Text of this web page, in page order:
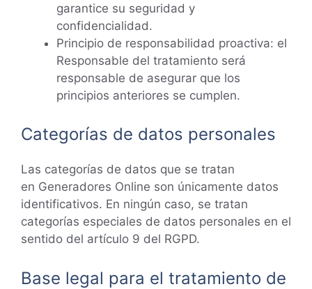
garantice su seguridad y
confidencialidad.
Principio de responsabilidad proactiva: el
Responsable del tratamiento será
responsable de asegurar que los
principios anteriores se cumplen.
Categorías de datos personales
Las categorías de datos que se tratan
en Generadores Online son únicamente datos
identificativos. En ningún caso, se tratan
categorías especiales de datos personales en el
sentido del artículo 9 del RGPD.
Base legal para el tratamiento de